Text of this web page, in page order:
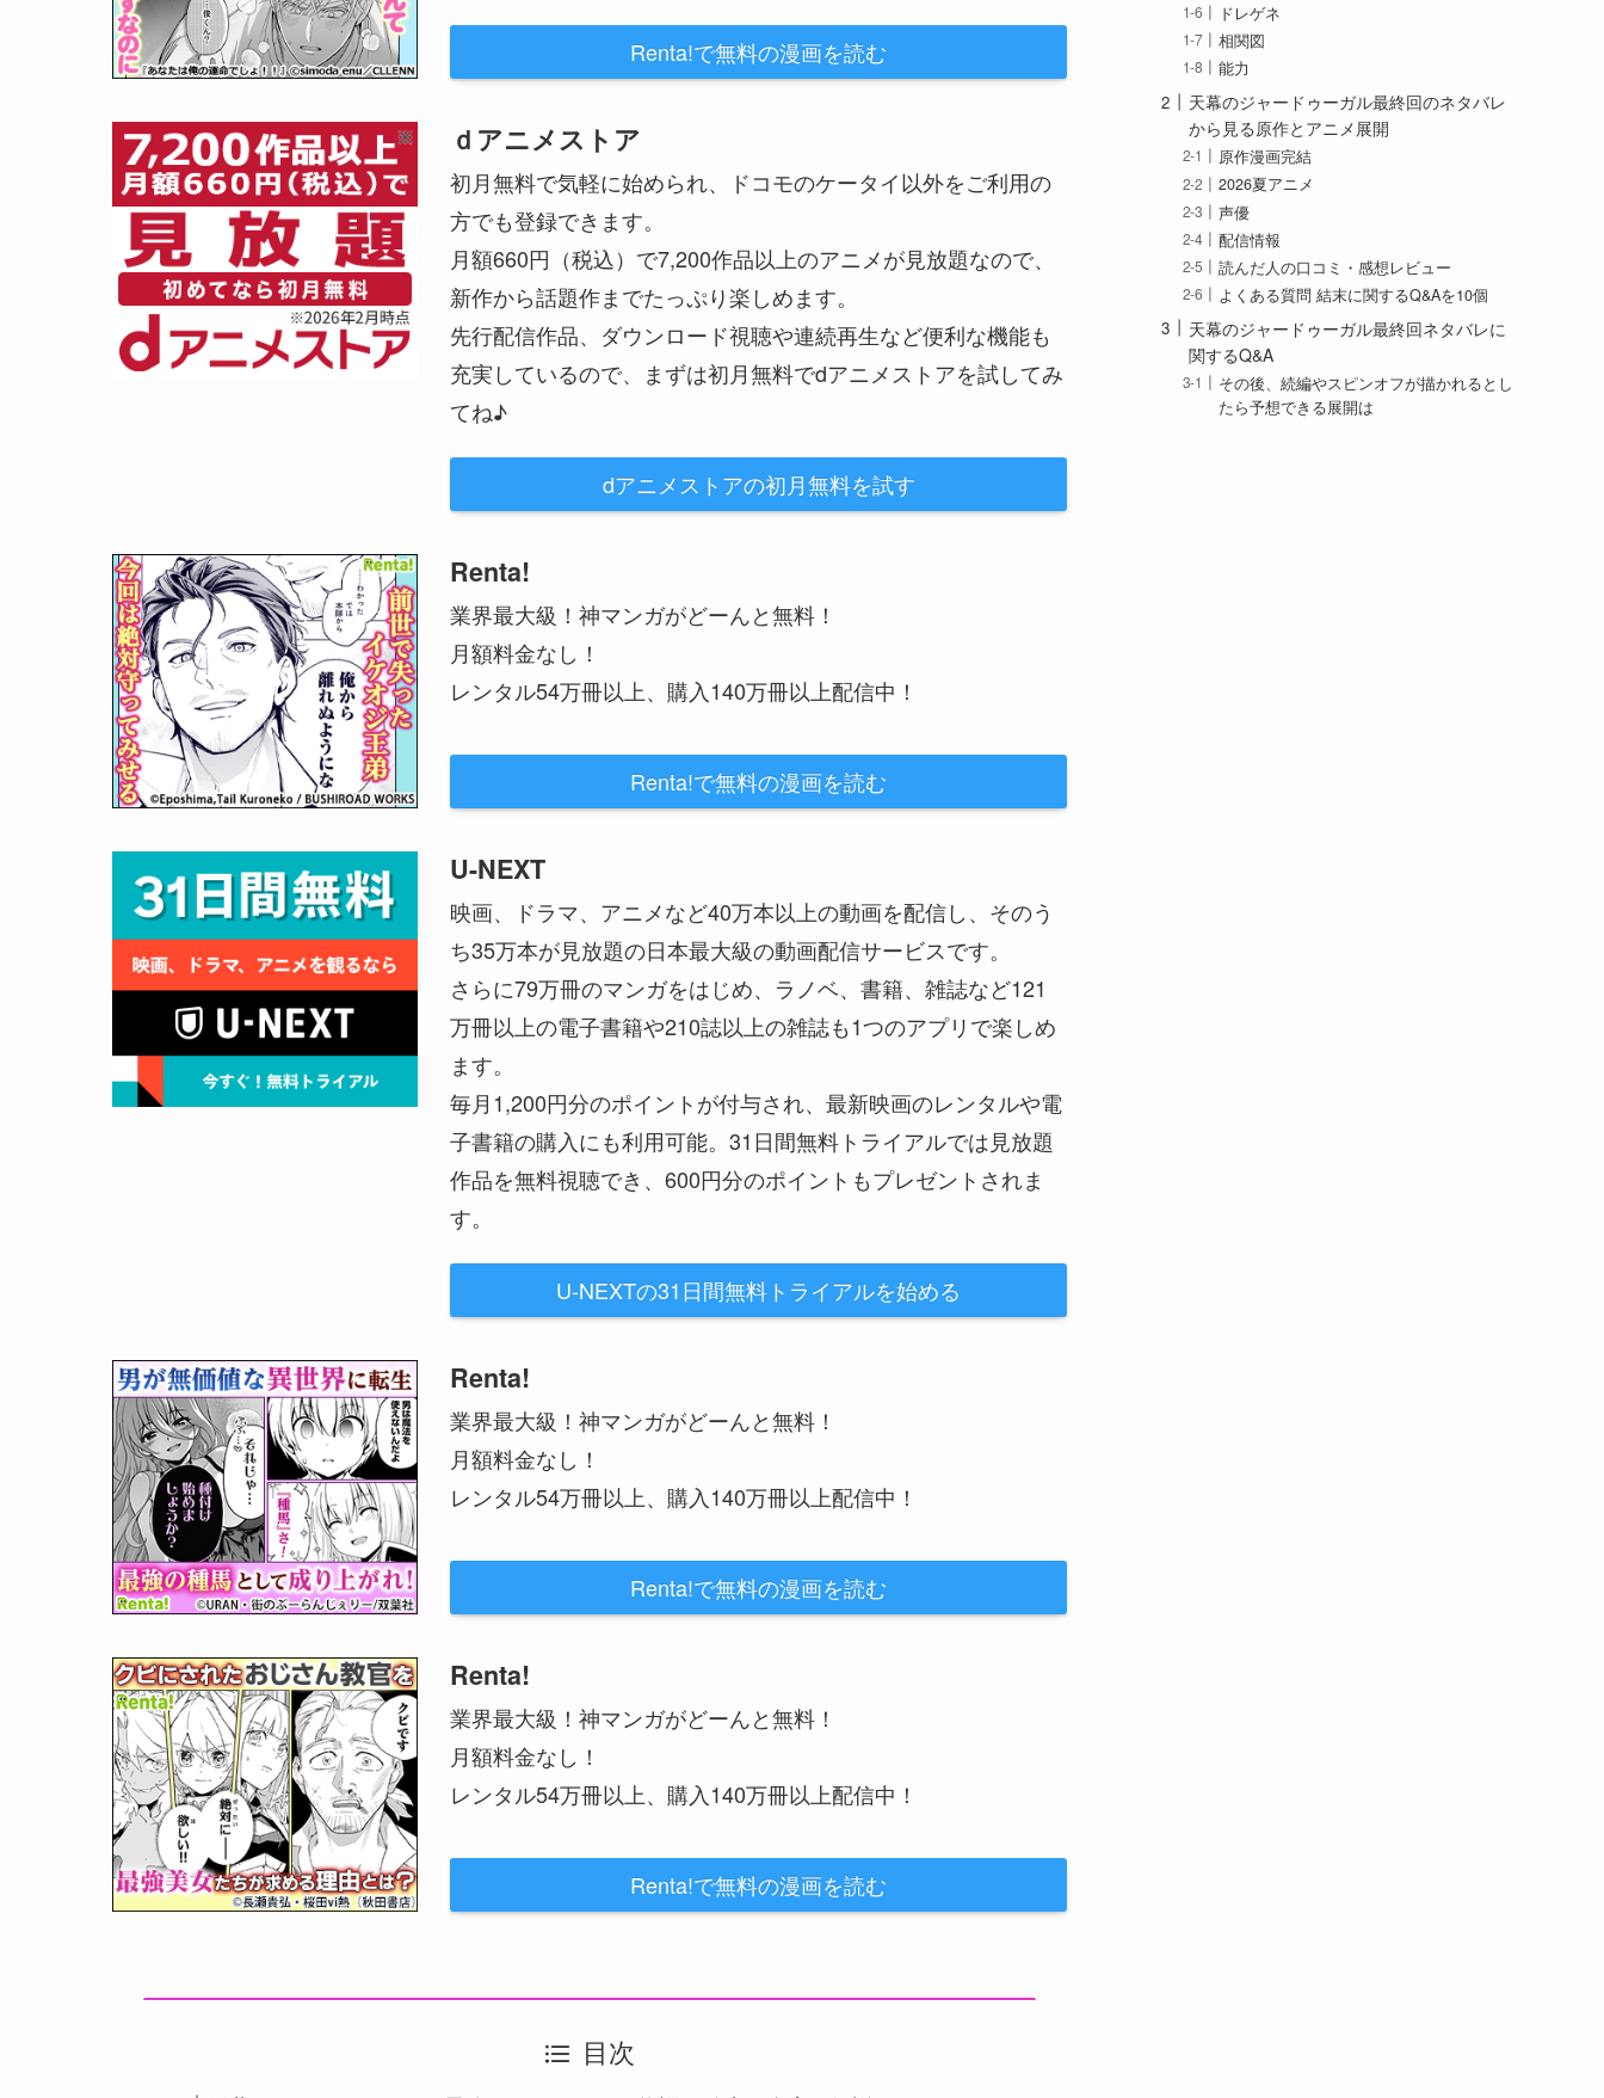
Renta!で無料の漫画を読む
ｄアニメストア
初月無料で気軽に始められ、ドコモのケータイ以外をご利用の
方でも登録できます。
月額660円（税込）で7,200作品以上のアニメが見放題なので、
新作から話題作までたっぷり楽しめます。
先行配信作品、ダウンロード視聴や連続再生など便利な機能も
充実しているので、まずは初月無料でdアニメストアを試してみ
てね♪
dアニメストアの初月無料を試す
Renta!
業界最大級！神マンガがどーんと無料！
月額料金なし！
レンタル54万冊以上、購入140万冊以上配信中！
Renta!で無料の漫画を読む
U-NEXT
映画、ドラマ、アニメなど40万本以上の動画を配信し、そのう
ち35万本が見放題の日本最大級の動画配信サービスです。
さらに79万冊のマンガをはじめ、ラノベ、書籍、雑誌など121
万冊以上の電子書籍や210誌以上の雑誌も1つのアプリで楽しめ
ます。
毎月1,200円分のポイントが付与され、最新映画のレンタルや電
子書籍の購入にも利用可能。31日間無料トライアルでは見放題
作品を無料視聴でき、600円分のポイントもプレゼントされま
す。
U-NEXTの31日間無料トライアルを始める
Renta!
業界最大級！神マンガがどーんと無料！
月額料金なし！
レンタル54万冊以上、購入140万冊以上配信中！
Renta!で無料の漫画を読む
Renta!
業界最大級！神マンガがどーんと無料！
月額料金なし！
レンタル54万冊以上、購入140万冊以上配信中！
Renta!で無料の漫画を読む
目次
ドレゲネ
相関図
能力
天幕のジャードゥーガル最終回のネタバレ
から見る原作とアニメ展開
原作漫画完結
2026夏アニメ
声優
配信情報
読んだ人の口コミ・感想レビュー
よくある質問 結末に関するQ&Aを10個
天幕のジャードゥーガル最終回ネタバレに
関するQ&A
その後、続編やスピンオフが描かれるとし
たら予想できる展開は